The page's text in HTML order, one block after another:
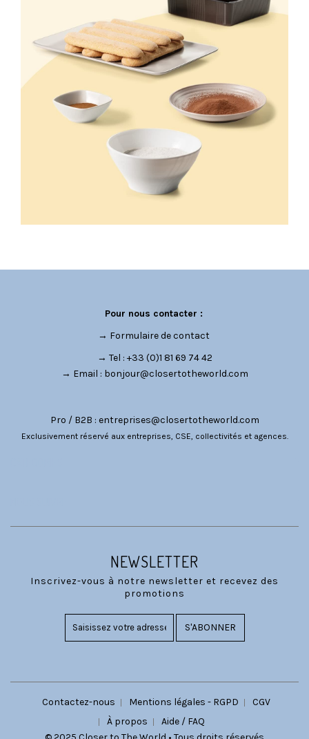
Pour nous contacter :
→ Formulaire de contact
→ Tel : +33 (0)1 81 69 74 42
→ Email : bonjour@closertotheworld.com
Pro / B2B : entreprises@closertotheworld.com
Exclusivement réservé aux entreprises, CSE, collectivités et agences.
NEWSLETTER
Inscrivez-vous à notre newsletter et recevez des
promotions
S'ABONNER
Contactez-nous Mentions légales - RGPD
CGV
À propos
Aide / FAQ